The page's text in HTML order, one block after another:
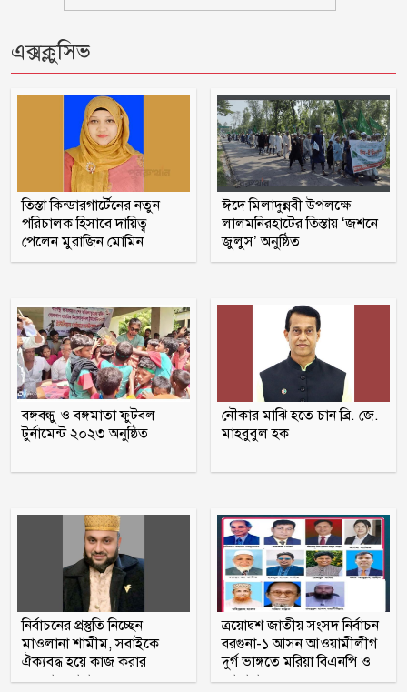
রাষ্ট্রপতি পদে মির্জা ফখরুলের নাম চূড়ান্ত
সালমান শাহ হত্যা মামলায় গ্রেপ্তার খলনায়ক
ডন কারাগারে
শরণখোলায় হামিম পরিবহনের চাপায় এক
জেরার সময় ১২টা কিন্তু পরীমনি এলেন
আড়াইটায়, সাক্ষ্যগ্রহণ পেছালেন আদালত
জুলাই আন্দোলনে পলককে ইন্টারনেট ‘স্লো’
করার নির্দেশ দেন ওবায়দুল কাদের
এক্সক্লুসিভ
তিস্তা কিন্ডারগার্টেনের নতুন
পরিচালক হিসাবে দায়িত্ব
পেলেন মুরাজিন মোমিন
ঈদে মিলাদুন্নবী উপলক্ষে
লালমনিরহাটের তিস্তায় ‘জশনে
জুলুস’ অনুষ্ঠিত
বঙ্গবন্ধু ও বঙ্গমাতা ফুটবল
টুর্নামেন্ট ২০২৩ অনুষ্ঠিত
নৌকার মাঝি হতে চান ব্রি. জে.
মাহবুবুল হক
নির্বাচনের প্রস্তুতি নিচ্ছেন
মাওলানা শামীম, সবাইকে
ঐক্যবদ্ধ হয়ে কাজ করার
অহব্বান জানান
ত্রয়োদ্বশ জাতীয় সংসদ নির্বাচন
বরগুনা-১ আসন আওয়ামীলীগ
দুর্গ ভাঙ্গতে মরিয়া বিএনপি ও
জামায়াত